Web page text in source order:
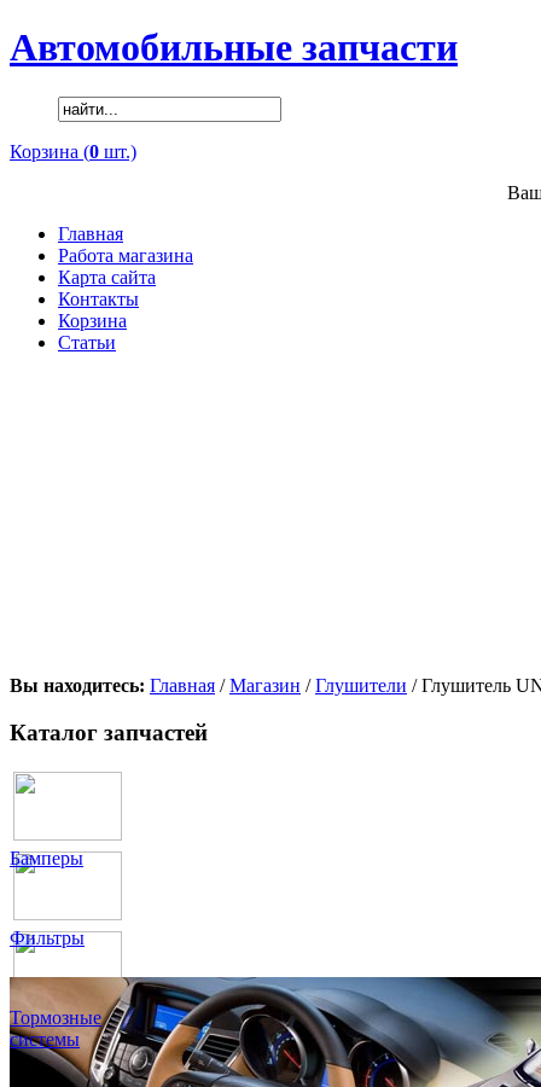
Автомобильные запчасти
Корзина (0 шт.)
Главная
Работа магазина
Карта сайта
Контакты
Корзина
Статьи
Вы находитесь: Главная /Магазин /Глушители / Глушитель
Каталог запчастей
Бамперы
Фильтры
Тормозные
системы